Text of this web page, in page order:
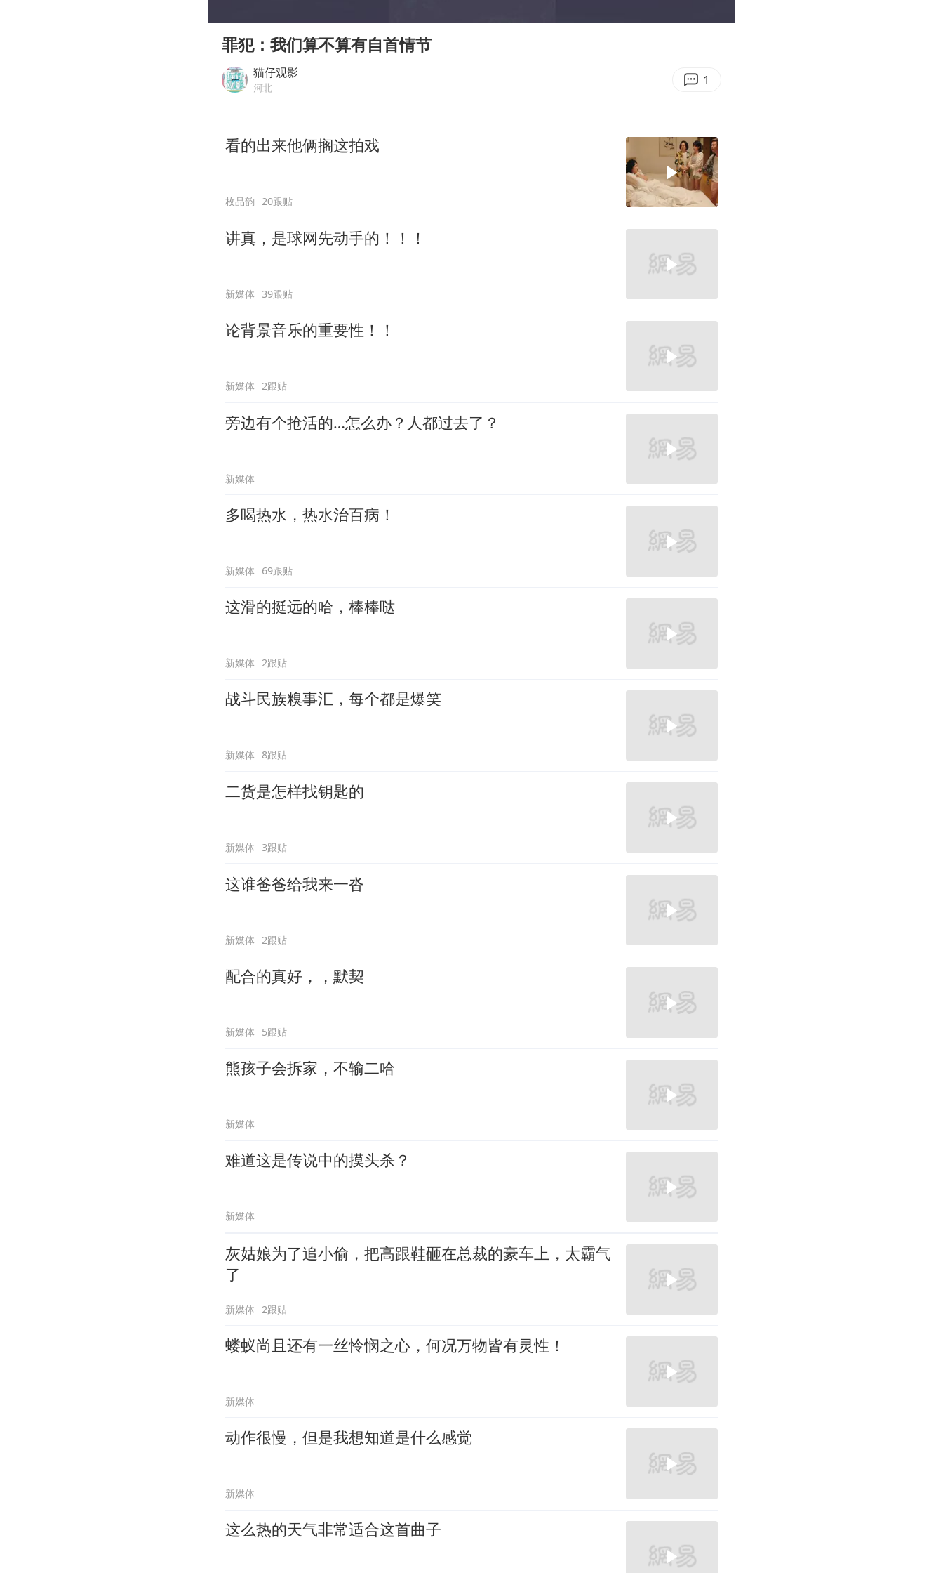
多所幼师院校开设养老专业
老人被城管撞倒后离世亲属质疑记录仪
罪犯：我们算不算有自首情节
猫仔观影
河北 1
看的出来他俩搁这拍戏
枚品韵 20跟贴
讲真，是球网先动手的！！！
新媒体 39跟贴
论背景音乐的重要性！！
新媒体 2跟贴
旁边有个抢活的…怎么办？人都过去了？
新媒体
多喝热水，热水治百病！
新媒体 69跟贴
这滑的挺远的哈，棒棒哒
新媒体 2跟贴
战斗民族糗事汇，每个都是爆笑
新媒体 8跟贴
二货是怎样找钥匙的
新媒体 3跟贴
这谁爸爸给我来一沓
新媒体 2跟贴
配合的真好，，默契
新媒体 5跟贴
熊孩子会拆家，不输二哈
新媒体
难道这是传说中的摸头杀？
新媒体
灰姑娘为了追小偷，把高跟鞋砸在总裁的豪车上，太霸气
了
新媒体 2跟贴
蝼蚁尚且还有一丝怜悯之心，何况万物皆有灵性！
新媒体
动作很慢，但是我想知道是什么感觉
新媒体
这么热的天气非常适合这首曲子